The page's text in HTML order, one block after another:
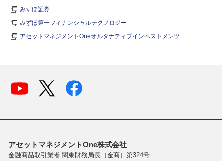
みずほ証券
みずほ第一フィナンシャルテクノロジー
アセットマネジメントOneオルタナティブインベストメンツ
アセットマネジメントOne株式会社
金融商品取引業者 関東財務局長（金商）第324号